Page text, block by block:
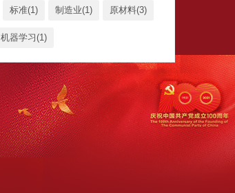
标准(1) 制造业(1) 原材料(3)
机器学习(1)